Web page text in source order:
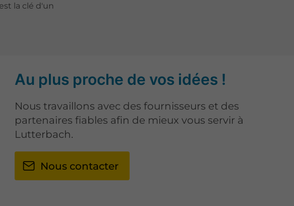
la clé d'un
Au plus proche de vos idées !
Nous travaillons avec des fournisseurs et des
partenaires fiables afin de mieux vous servir à
Lutterbach.
Nous contacter